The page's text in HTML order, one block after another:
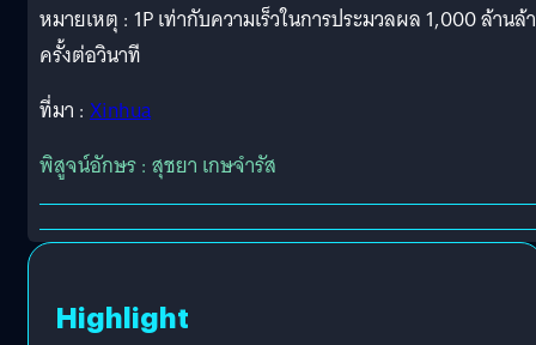
หมายเหตุ : 1P เท่ากับความเร็วในการประมวลผล 1,000 ล้านล้
ครั้งต่อวินาที
ที่มา : Xinhua
พิสูจน์อักษร : สุชยา เกษจำรัส
Highlight